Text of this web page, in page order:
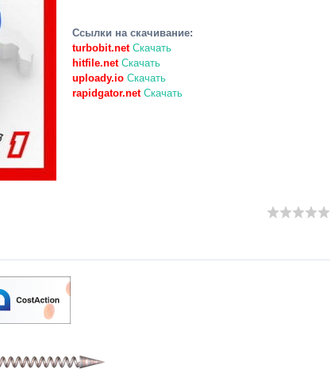
Ссылки на скачивание:
turbobit.netСкачать
hitfile.netСкачать
uploady.io Скачать
rapidgator.netСкачать